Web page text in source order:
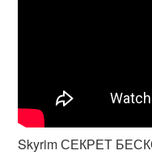
Skyrim СЕКРЕТ